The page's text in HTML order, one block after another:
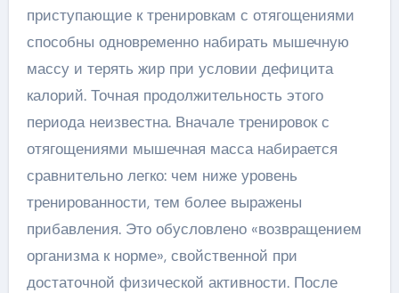
приступающие к тренировкам с отягощениями
способны одновременно набирать мышечную
массу и терять жир при условии дефицита
калорий. Точная продолжительность этого
периода неизвестна. Вначале тренировок с
отягощениями мышечная масса набирается
сравнительно легко: чем ниже уровень
тренированности, тем более выражены
прибавления. Это обусловлено «возвращением
организма к норме», свойственной при
достаточной физической активности. После